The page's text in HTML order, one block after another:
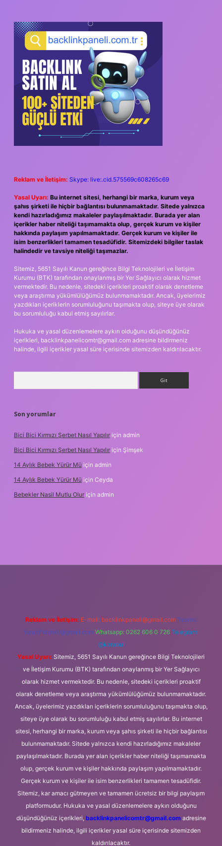
Reklam ve İletişim: Skype: live:.cid.575569c608265c69
Yasal Uyarı: Bu internet sitesi, herhangi bir marka, kurum veya
şahıs şirketi ile hiçbir bağlantısı bulunmamaktadır. Sitede yalnızca
kendi hazırladığımız makaleler paylaşılmaktadır. Burada yer alan
içerikler haber niteliği taşımamakta olup, gerçek kurum ve kişiler
hakkında paylaşım yapılmamaktadır. Gerçek kurum ve kişiler ile
isim benzerlikleri tamamen tesadüfidir. Sitemizdeki bilgiler taslak
halindedir ve tavsiye niteliği taşımazlar.
Sitemiz, 5651 Sayılı Kanun gereğince Bilgi Teknolojileri ve İletişim
Kurumu (BTK) tarafından onaylanmış bir Yer Sağlayıcı olarak hizmet
vermektedir. Bu nedenle, sitedeki içerikleri proaktif olarak denetleme
veya araştırma yükümlülüğümüz bulunmamaktadır. Ancak, üyelerimiz
yazdıkları içeriklerin sorumluluğunu taşımakta olup, siteye üye olarak
bu sorumluluğu kabul etmiş sayılırlar.
Hukuka ve yasal düzenlemelere aykırı olduğunu düşündüğünüz
içerikleri, backlinkpanelicomtr@gmail.com adresine bildirmeniz
halinde, ilgili içerikler yasal süre içerisinde sitemizden kaldırılacaktır.
Son yorumlar
Bici Bici Kırmızı Şerbet Nasıl Yapılır için admin
Bici Bici Kırmızı Şerbet Nasıl Yapılır için Şimşek
14 Aylık Bebek Yürür Mü için admin
14 Aylık Bebek Yürür Mü için Ceyda
Bebekler Nasil Mutlu Olur için admin
Reklam ve İletişim: E-mail: backlinkpaneli@gmail.com Teams:
forumhizmeti@gmail.com Whatsapp: 0262 606 0 726 Telegram:
@karabul
Yasal Uyarı: Sitemiz, 5651 Sayılı Kanun gereğince Bilgi Teknolojileri
ve İletişim Kurumu (BTK) tarafından onaylanmış bir Yer Sağlayıcı
olarak hizmet vermektedir. Bu nedenle, sitedeki içerikleri proaktif
olarak denetleme veya araştırma yükümlülüğümüz bulunmamaktadır.
Ancak, üyelerimiz yazdıkları içeriklerin sorumluluğunu taşımakta olup,
siteye üye olarak bu sorumluluğu kabul etmiş sayılırlar. Bu internet
sitesi, herhangi bir marka, kurum veya şahıs şirketi ile hiçbir bağlantısı
bulunmamaktadır. Sitede yalnızca kendi hazırladığımız makaleler
paylaşılmaktadır. Burada yer alan içerikler haber niteliği taşımamakta
olup, gerçek kurum ve kişiler hakkında paylaşım yapılmamaktadır.
Gerçek kurum ve kişiler ile isim benzerlikleri tamamen tesadüfidir.
Sitemiz, kar amacı gütmeyen ve tamamen ücretsiz bir bilgi paylaşım
platformudur. Hukuka ve yasal düzenlemelere aykırı olduğunu
düşündüğünüz içerikleri, backlinkpanelicomtr@gmail.comadresine
bildirmeniz halinde, ilgili içerikler yasal süre içerisinde sitemizden
kaldırılacaktır.